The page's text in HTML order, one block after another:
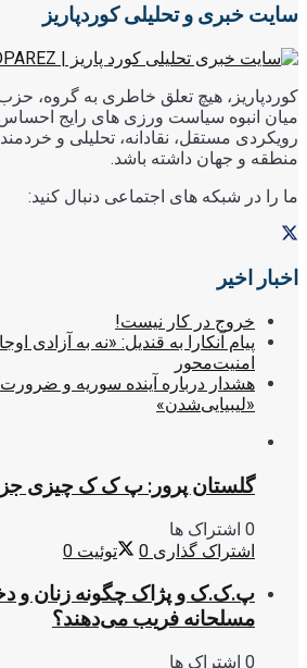
سایت خبری و تحلیلی کوردپاریز
کوردپاریز، هیچ تعلق خاطری به گروه،
میان انبوه سیاست ورزی های رایج احساس
رویکردی مستقل، نقادانه، تحلیلی و
منطقه و جهان داشته باشد.
ما را در شبکه های اجتماعی دنبال کنید:
اخبار اخیر
خروج در کار نیست!
پیام آنکارا به قندیل: «نه به آزادی
امنیت‌محور
هشدار درباره آینده سوریه و
«لیبیایی‌شدن»
گلستان پرور: پ ک ک چیزی
0 اشتراک ها
اشتراک گذاری 0 توئیت 0
پ.ک.ک و پژاک چگونه زنان و
مسلحانه فریب می‌دهند؟
0 اشتراک ها